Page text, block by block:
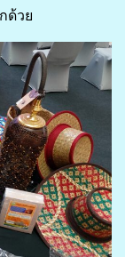
ด้วย